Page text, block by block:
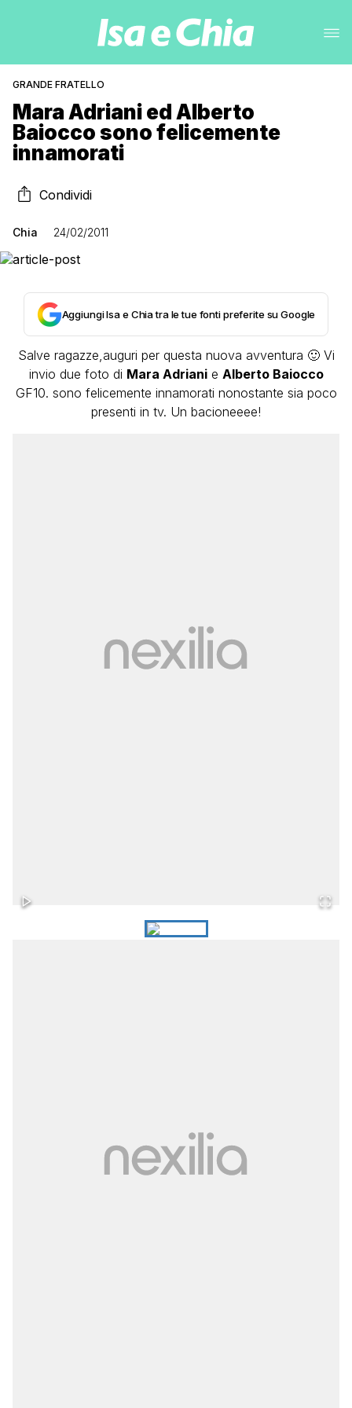
GRANDE FRATELLO
Mara Adriani ed Alberto
Baiocco sono felicemente
innamorati
Condividi
Chia 24/02/2011
Aggiungi Isa e Chia tra le tue fonti preferite su Google
Salve ragazze,auguri per questa nuova avventura 🙂 Vi
invio due foto di Mara Adrianie Alberto Baiocco
GF10. sono felicemente innamorati nonostante sia poco
presenti in tv. Un bacioneeee!